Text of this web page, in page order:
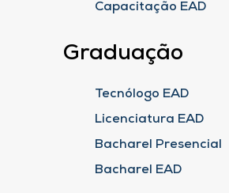
Capacitação EAD
Graduação
Tecnólogo EAD
Licenciatura EAD
Bacharel Presencial
Bacharel EAD